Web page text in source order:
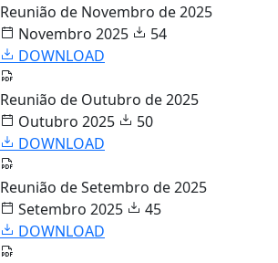
Reunião de Novembro de 2025
Novembro 2025
54
DOWNLOAD
Reunião de Outubro de 2025
Outubro 2025
50
DOWNLOAD
Reunião de Setembro de 2025
Setembro 2025
45
DOWNLOAD